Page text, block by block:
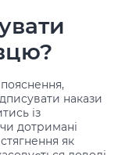
накази
із
дотримані
як